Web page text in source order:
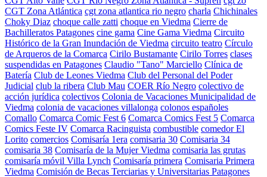
CGT Zona Atlántica cgt zona atlantica rio negro charla Chichinales
Choky Diaz choque calle zatti choque en Viedma Cierre de
Bachilleratos Patagones cine gama Cine Gama Viedma Circuito
Histórico de la Gran Inundación de Viedma circuito teatro Círculo
de Arqueros de la Comarca Cirilo Bustamante Cirilo Torres clases
suspendidas en Patagones Claudio "Tano" Marciello Clínica de
Batería Club de Leones Viedma Club del Personal del Poder
Judicial club la ribera Club Mau COER Río Negro colectivo de
acción jurídica colectivos Colonia de Vacaciones Municipalidad de
Viedma colonia de vacaciones villalonga colonos españoles
Comallo Comarca Comic Fest 6 Comarca Comics Fest 5 Comarca
Comics Feste IV Comarca Racinguista combustible comedor El
Lorito comercios Comisaría 1era comisaria 30 Comisaria 34
comisaria 38 Comisaría de la Mujer Viedma comisaria las grutas
comisaría móvil Villa Lynch Comisaría primera Comisaria Primera
Viedma Comisión de Becas Terciarias y Universitarias Patagones